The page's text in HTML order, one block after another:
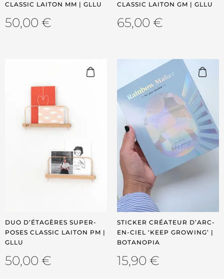
CLASSIC LAITON MM | GLLU
50,00 €
CLASSIC LAITON GM | GLLU
65,00 €
DUO D’ÉTAGÈRES SUPER-
POSES CLASSIC LAITON PM |
GLLU
50,00 €
STICKER CRÉATEUR D’ARC-
EN-CIEL ‘KEEP GROWING’ |
BOTANOPIA
15,90 €